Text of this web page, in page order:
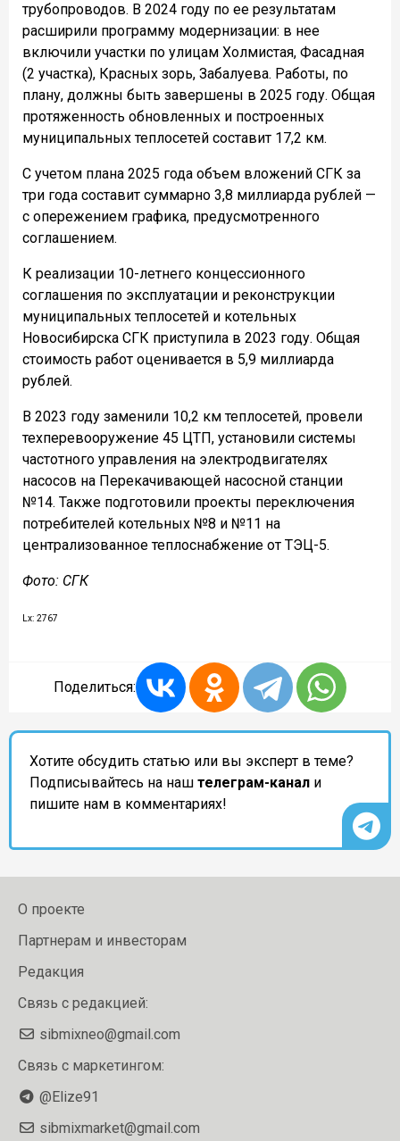
трубопроводов. В 2024 году по ее результатам
расширили программу модернизации: в нее
включили участки по улицам Холмистая, Фасадная
(2 участка), Красных зорь, Забалуева. Работы, по
плану, должны быть завершены в 2025 году. Общая
протяженность обновленных и построенных
муниципальных теплосетей составит 17,2 км.
С учетом плана 2025 года объем вложений СГК за
три года составит суммарно 3,8 миллиарда рублей —
с опережением графика, предусмотренного
соглашением.
К реализации 10-летнего концессионного
соглашения по эксплуатации и реконструкции
муниципальных теплосетей и котельных
Новосибирска СГК приступила в 2023 году. Общая
стоимость работ оценивается в 5,9 миллиарда
рублей.
В 2023 году заменили 10,2 км теплосетей, провели
техперевооружение 45 ЦТП, установили системы
частотного управления на электродвигателях
насосов на Перекачивающей насосной станции
№14. Также подготовили проекты переключения
потребителей котельных №8 и №11 на
централизованное теплоснабжение от ТЭЦ-5.
Фото: СГК
Lx: 2767
Поделиться:
Хотите обсудить статью или вы эксперт в теме?
Подписывайтесь на наш телеграм-канал и
пишите нам в комментариях!
О проекте
Партнерам и инвесторам
Редакция
Связь с редакцией:
sibmixneo@gmail.com
Связь с маркетингом:
@Elize91
sibmixmarket@gmail.com